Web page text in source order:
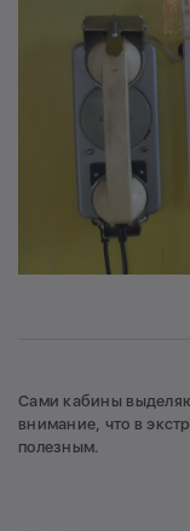
Сами кабины
внимание, что в
полезным.